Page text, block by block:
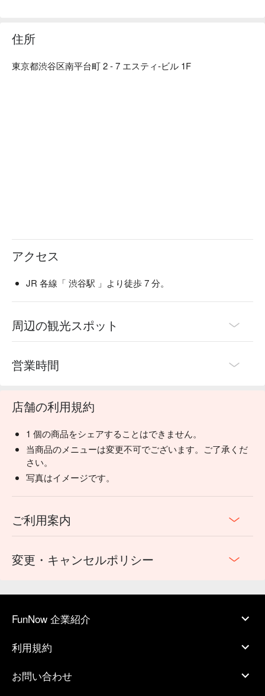
トに。牛すじをたっぷりの赤ワインで煮込んだマイルドな味
わいの、牛すじ赤ワイン煮込みカレーと、ピリッとした刺激
ーです。
住所
東京都渋谷区南平台町 2 - 7 エスティ-ビル 1F
アクセス
JR 各線「 渋谷駅 」より徒歩 7 分。
周辺の観光スポット
営業時間
店舗の利用規約
1 個の商品をシェアすることはできません。
当商品のメニューは変更不可でございます。ご了承くだ
さい。
写真はイメージです。
ご利用案内
変更・キャンセルポリシー
FunNow 企業紹介
利用規約
お問い合わせ